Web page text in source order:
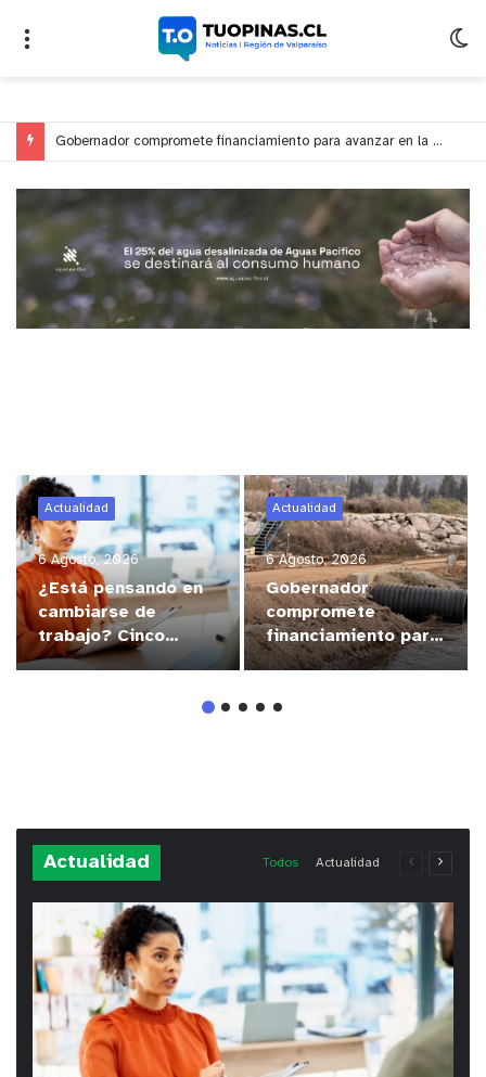
Gobernador compromete financiamiento para avanzar en la construcción del Puente Colón de Limache
Actualidad
6 Agosto, 2026
¿Está pensando en
cambiarse de
trabajo? Cinco
claves para decidir
Actualidad
6 Agosto, 2026
Gobernador
compromete
financiamiento para
avanzar en la
Puente Colón de
Actualidad Todos Actualidad